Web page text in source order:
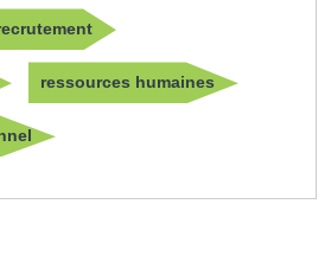
ressources humaines